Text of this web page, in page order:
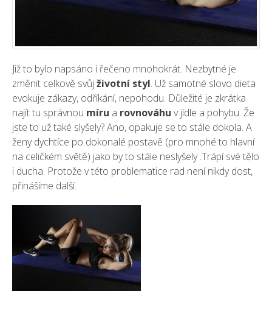
Již to bylo napsáno i řečeno mnohokrát. Nezbytné je
změnit celkově svůjživotní styl. Už samotné slovo dieta
evokuje zákazy, odříkání, nepohodu. Důležité je zkrátka
najít tu správnou míru a rovnováhu v jídle a pohybu. Že
jste to už také slyšely? Ano, opakuje se to stále dokola. A
ženy dychtíce po dokonalé postavě (pro mnohé to hlavní
na celičkém světě) jako by to stále neslyšely .Trápí své tělo
i ducha. Protože v této problematice rad není nikdy dost,
přinášíme další.